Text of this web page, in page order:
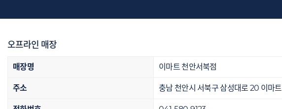
오프라인 매장
매장명 이마트 천안서북점
주소 충남 천안시 서북구 삼성대로 20 이마트